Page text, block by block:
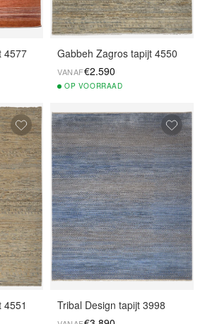
4577 Gabbeh Zagros tapijt 4550
VANAF€2.590
OP VOORRAAD
Tribal Design tapijt 3998